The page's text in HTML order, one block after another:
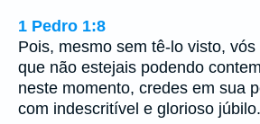
1 Pedro 1:8
Pois, mesmo sem tê-lo visto,
que não estejais podendo
neste momento, credes em sua
com indescritível e glorioso júbilo.